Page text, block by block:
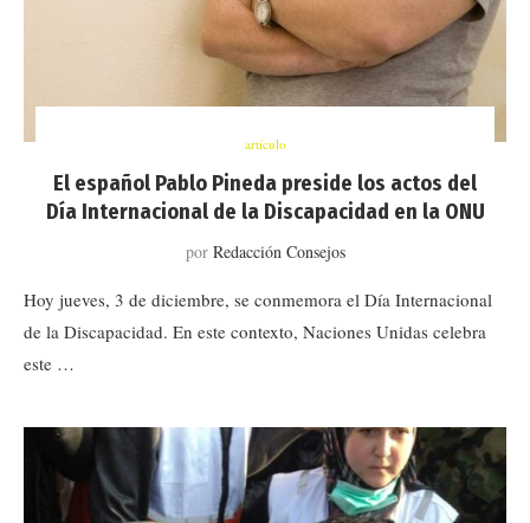
artículo
El español Pablo Pineda preside los actos del
Día Internacional de la Discapacidad en la ONU
por Redacción Consejos
Hoy jueves, 3 de diciembre, se conmemora el Día Internacional
de la Discapacidad. En este contexto, Naciones Unidas celebra
este …